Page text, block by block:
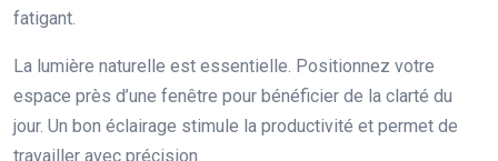
fatigant.
La lumière naturelle est essentielle. Positionnez votre
espace près d’une fenêtre pour bénéficier de la clarté du
jour. Un bon éclairage stimule la productivité et permet de
travailler avec précision.